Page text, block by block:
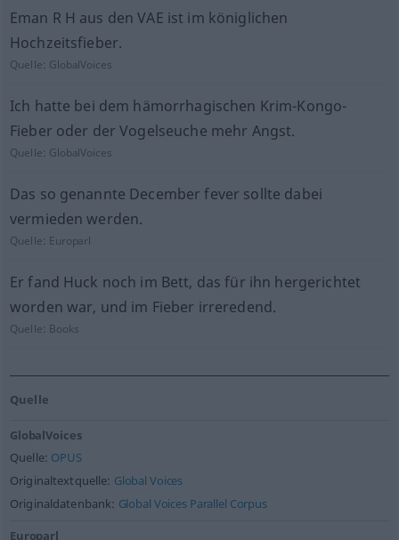
Eman R H aus den VAE ist im königlichen
Hochzeitsfieber.
Quelle: GlobalVoices
Ich hatte bei dem hämorrhagischen Krim-Kongo-
Fieber oder der Vogelseuche mehr Angst.
Quelle: GlobalVoices
Das so genannte December fever sollte dabei
vermieden werden.
Quelle: Europarl
Er fand Huck noch im Bett, das für ihn hergerichtet
worden war, und im Fieber irreredend.
Quelle: Books
Quelle
GlobalVoices
Quelle: OPUS
Originaltextquelle: Global Voices
Originaldatenbank: Global Voices Parallel Corpus
Europarl